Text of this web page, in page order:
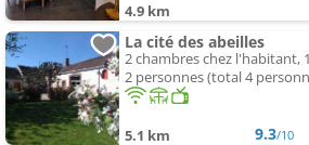
4.9 km
La cité des abeilles
2 chambres chez l'habitant,
2 personnes (total 4
5.1 km 9.3/10